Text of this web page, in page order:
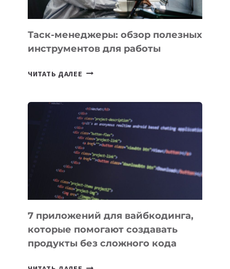
Таск-менеджеры: обзор полезных
инструментов для работы
ЧИТАТЬ ДАЛЕЕ ТАСК-
ПОЛЕЗНЫХ
ИНСТРУМЕНТОВ
ДЛЯ
РАБОТЫ
7 приложений для вайбкодинга,
которые помогают создавать
продукты без сложного кода
7